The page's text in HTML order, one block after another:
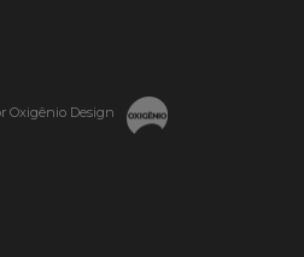
Oxigênio Design